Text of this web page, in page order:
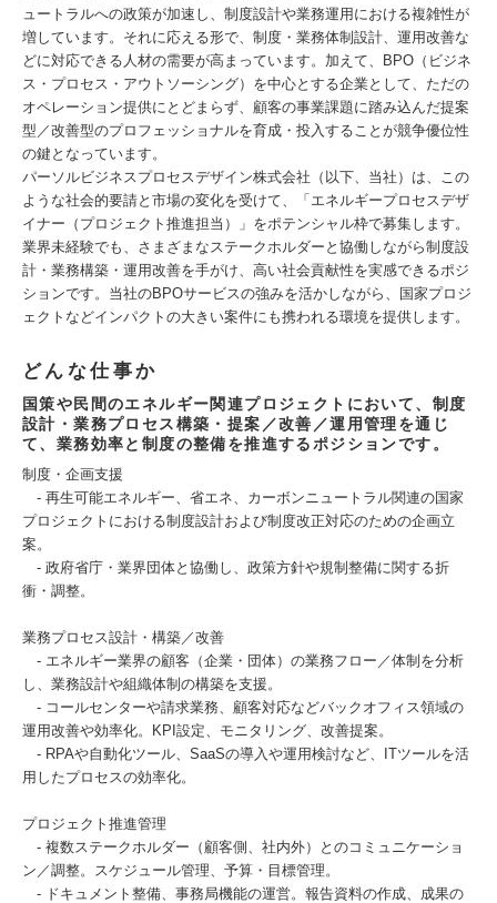
ュートラルへの政策が加速し、制度設計や業務運用における複雑性が
増しています。それに応える形で、制度・業務体制設計、運用改善な
どに対応できる人材の需要が高まっています。加えて、BPO（ビジネ
ス・プロセス・アウトソーシング）を中心とする企業として、ただの
オペレーション提供にとどまらず、顧客の事業課題に踏み込んだ提案
型／改善型のプロフェッショナルを育成・投入することが競争優位性
の鍵となっています。
パーソルビジネスプロセスデザイン株式会社（以下、当社）は、この
ような社会的要請と市場の変化を受けて、「エネルギープロセスデザ
イナー（プロジェクト推進担当）」をポテンシャル枠で募集します。
業界未経験でも、さまざまなステークホルダーと協働しながら制度設
計・業務構築・運用改善を手がけ、高い社会貢献性を実感できるポジ
ションです。当社のBPOサービスの強みを活かしながら、国家プロジ
ェクトなどインパクトの大きい案件にも携われる環境を提供します。
どんな仕事か
国策や民間のエネルギー関連プロジェクトにおいて、制度
設計・業務プロセス構築・提案／改善／運用管理を通じ
て、業務効率と制度の整備を推進するポジションです。
制度・企画支援
‐ 再生可能エネルギー、省エネ、カーボンニュートラル関連の国家
プロジェクトにおける制度設計および制度改正対応のための企画立
案。
‐ 政府省庁・業界団体と協働し、政策方針や規制整備に関する折
衝・調整。
業務プロセス設計・構築／改善
‐ エネルギー業界の顧客（企業・団体）の業務フロー／体制を分析
し、業務設計や組織体制の構築を支援。
‐ コールセンターや請求業務、顧客対応などバックオフィス領域の
運用改善や効率化。KPI設定、モニタリング、改善提案。
‐ RPAや自動化ツール、SaaSの導入や運用検討など、ITツールを活
用したプロセスの効率化。
プロジェクト推進管理
‐ 複数ステークホルダー（顧客側、社内外）とのコミュニケーショ
ン／調整。スケジュール管理、予算・目標管理。
‐ ドキュメント整備、事務局機能の運営。報告資料の作成、成果の